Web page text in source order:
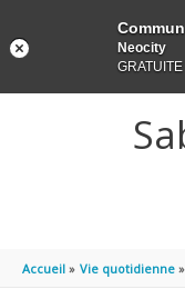
Accueil Vie quotidienne
Neocity